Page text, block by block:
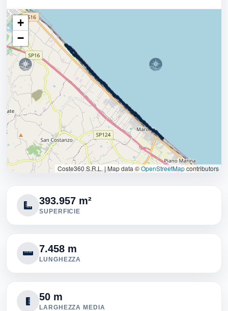
+
−
Coste360 S.R.L.|Map data ©OpenStreetMapcontributors
393.957 m²
SUPERFICIE
7.458 m
LUNGHEZZA
50 m
LARGHEZZA MEDIA